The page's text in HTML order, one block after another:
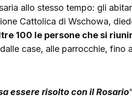
allo stesso tempo: gli
Cattolica di Wschowa,
100 le persone che si
case, alle parrocchie, fino
essere risolto con il Rosario